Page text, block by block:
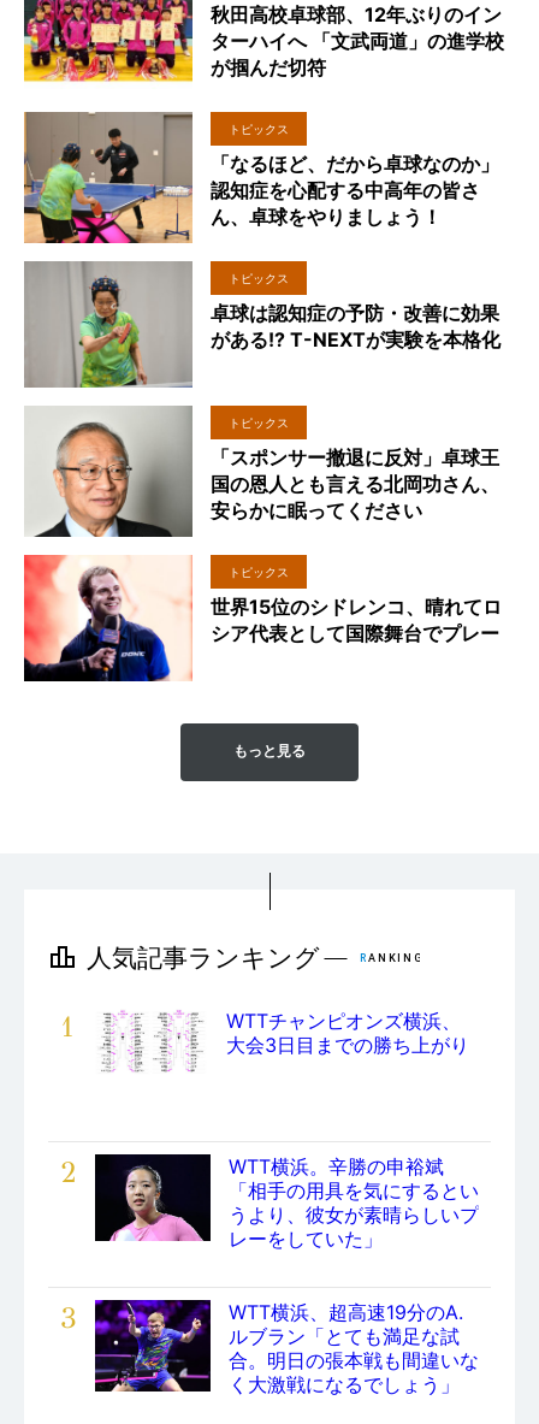
秋田高校卓球部、12年ぶりのイン
ターハイへ 「文武両道」の進学校
が掴んだ切符
トピックス
「なるほど、だから卓球なのか」
認知症を心配する中高年の皆さ
ん、卓球をやりましょう！
トピックス
卓球は認知症の予防・改善に効果
がある!? T-NEXTが実験を本格化
トピックス
「スポンサー撤退に反対」卓球王
国の恩人とも言える北岡功さん、
安らかに眠ってください
トピックス
世界15位のシドレンコ、晴れてロ
シア代表として国際舞台でプレー
もっと見る
1
WTTチャンピオンズ横浜、
大会3日目までの勝ち上がり
2
WTT横浜。辛勝の申裕斌
「相手の用具を気にするとい
うより、彼女が素晴らしいプ
レーをしていた」
3
WTT横浜、超高速19分のA.
ルブラン「とても満足な試
合。明日の張本戦も間違いな
く大激戦になるでしょう」